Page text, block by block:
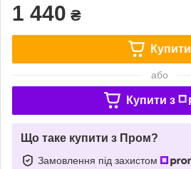
1 440 ₴
Купити
або
Купити з
Що таке купити з Пром?
Замовлення під захистом